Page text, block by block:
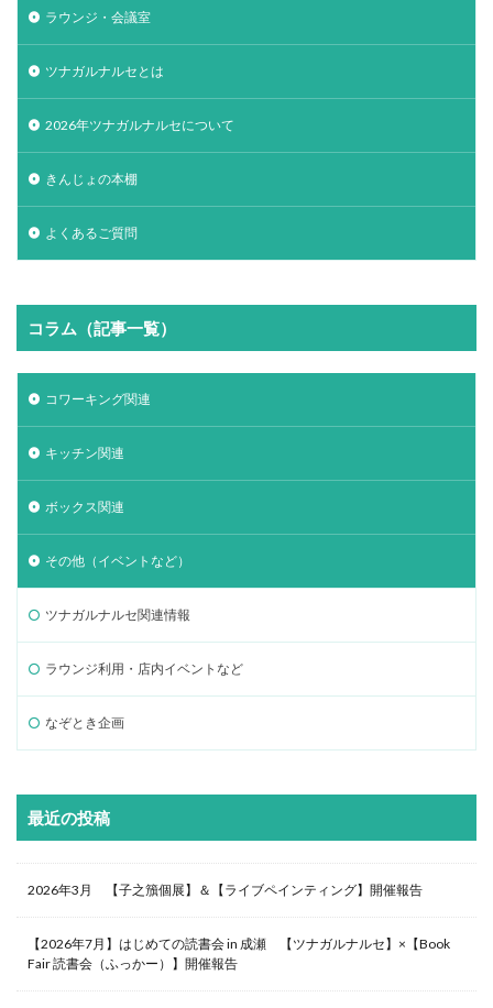
ラウンジ・会議室
ツナガルナルセとは
2026年ツナガルナルセについて
きんじょの本棚
よくあるご質問
コラム（記事一覧）
コワーキング関連
キッチン関連
ボックス関連
その他（イベントなど）
ツナガルナルセ関連情報
ラウンジ利用・店内イベントなど
なぞとき企画
最近の投稿
2026年3月 【子之籏個展】＆【ライブペインティング】開催報告
【2026年7月】はじめての読書会 in 成瀬 【ツナガルナルセ】×【Book
Fair 読書会（ふっかー）】開催報告